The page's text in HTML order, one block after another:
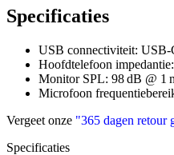
Specificaties
USB connectiviteit:
Hoofdtelefoon
Monitor SPL: 98 dB @ 1
Microfoon
Vergeet onze "365 dagen retour
Specificaties